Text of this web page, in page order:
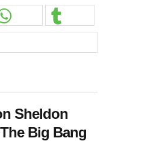
Sheldon
Big Bang